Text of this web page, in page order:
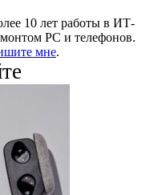
10 лет работы в ИТ-
PC и телефонов.
мне.